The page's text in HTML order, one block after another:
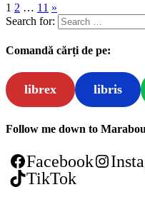
1 2 … 11 »
Search for:
Comandă cărți de pe:
librex libris
Follow me down to
Facebook
TikTok